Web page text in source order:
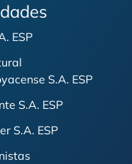
ESP
S.A. ESP
S.A. ESP
S.A. ESP